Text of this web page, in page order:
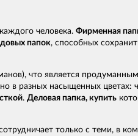
человека. Фирменная
папок, способных
что является
в разных насыщенных цветах:
. Деловая папка, купить
только с теми, в